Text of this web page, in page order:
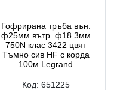
Гофрирана тръба вън.
ф25мм вътр. ф18.3мм
750N клас 3422 цвят
Тъмно сив HF с корда
100м Legrand
Код: 651225